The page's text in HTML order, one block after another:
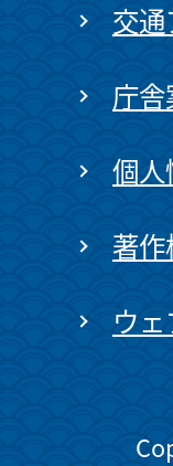
交通
庁
個人
著
ウ